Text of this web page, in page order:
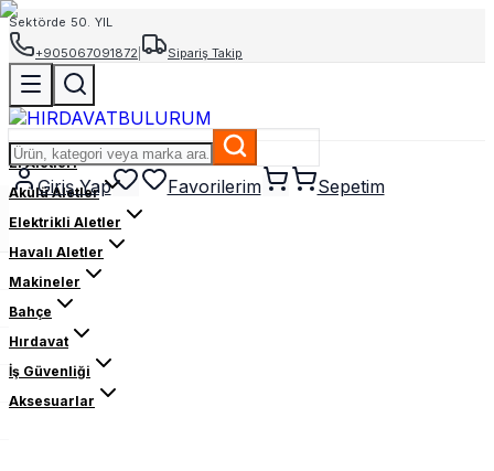
Sektörde 50. YIL
+905067091872
Sipariş Takip
Giriş Yap Favorilerim Sepetim
El Aletleri
Akülü Aletler
Elektrikli Aletler
Havalı Aletler
Makineler
Bahçe
Hırdavat
İş Güvenliği
Aksesuarlar